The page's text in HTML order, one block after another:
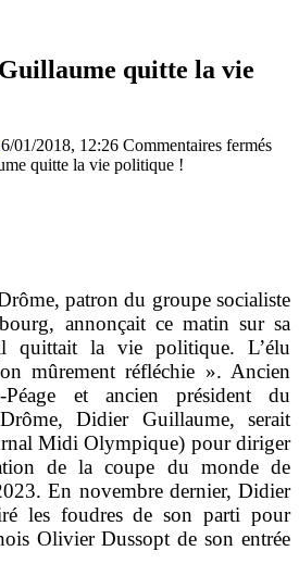
quitte la vie
01/2018, 12:26 Commentaires fermés
quitte la vie politique !
patron du groupe socialiste
annonçait ce matin sur sa
quittait la vie politique. L’élu
mûrement réfléchie ». Ancien
et ancien président du
Didier Guillaume, serait
Midi Olympique) pour diriger
de la coupe du monde de
En novembre dernier, Didier
les foudres de son parti pour
Olivier Dussopt de son entrée